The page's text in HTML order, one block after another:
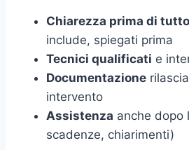
Chiarezza prima di tutto
include, spiegati prima
Tecnici qualificati e
Documentazione
intervento
Assistenza anche dopo
scadenze, chiarimenti)